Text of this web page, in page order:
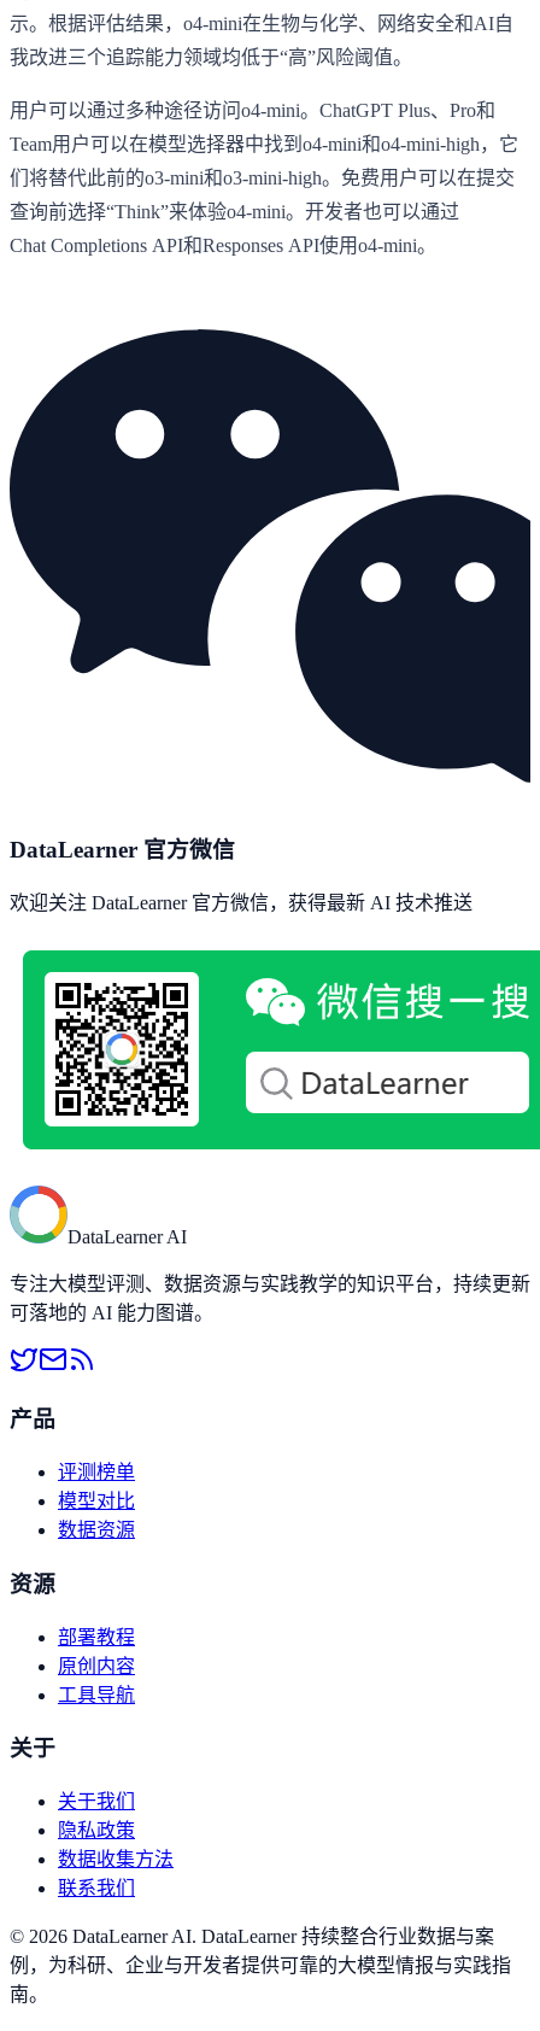
示。根据评估结果，o4-mini在生物与化学、网络安全和AI自
我改进三个追踪能力领域均低于“高”风险阈值。
用户可以通过多种途径访问o4-mini。ChatGPT Plus、Pro和
Team用户可以在模型选择器中找到o4-mini和o4-mini-high，它
们将替代此前的o3-mini和o3-mini-high。免费用户可以在提交
查询前选择“Think”来体验o4-mini。开发者也可以通过
Chat Completions API和Responses API使用o4-mini。
DataLearner 官方微信
欢迎关注 DataLearner 官方微信，获得最新 AI 技术推送
DataLearner AI
专注大模型评测、数据资源与实践教学的知识平台，持续更新
可落地的 AI 能力图谱。
产品
评测榜单
模型对比
数据资源
资源
部署教程
原创内容
工具导航
关于
关于我们
隐私政策
数据收集方法
联系我们
© 2026 DataLearner AI. DataLearner 持续整合行业数据与案
例，为科研、企业与开发者提供可靠的大模型情报与实践指
南。